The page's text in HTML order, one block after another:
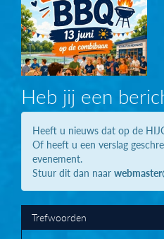
Heb jij een
Heeft u nieuws dat op de
Of heeft u een verslag
evenement.
Stuur dit dan naar
Trefwoorden